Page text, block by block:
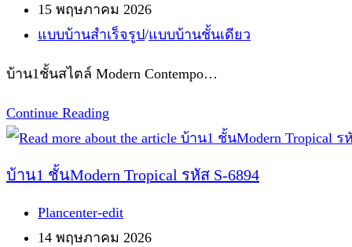
Modern
Contemporary
9735
author:
Post
published:
15 พฤษภาคม 2026
Post
แบบบ้านสำเร็จรูป/แบบบ้านชั้นเดียว
บ้าน1ชั้นสไตล์ Modern Contempo…
Continue Reading
บ้าน
เดียว
สไตล์
Modern
บ้าน1 ชั้นModern Tropical รหัส S-6894
Post
author:
Plancenter-edit
Post
14 พฤษภาคม 2026